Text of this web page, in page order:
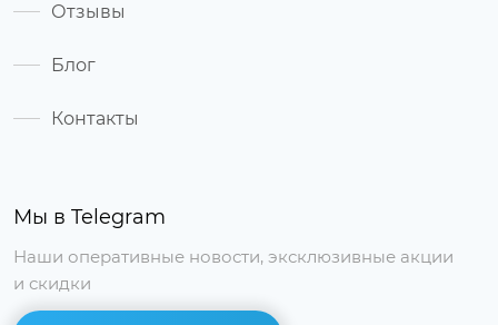
Мы в Telegram
Наши оперативные новости, эксклюзивные акции
и скидки
Отзывы
Блог
Контакты